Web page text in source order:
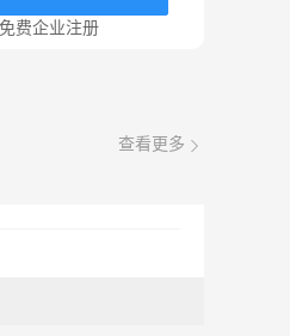
免费企业注册
查看更多